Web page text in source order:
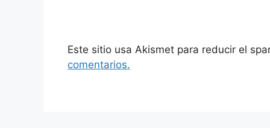
Este sitio usa Akismet para reducir el
comentarios.